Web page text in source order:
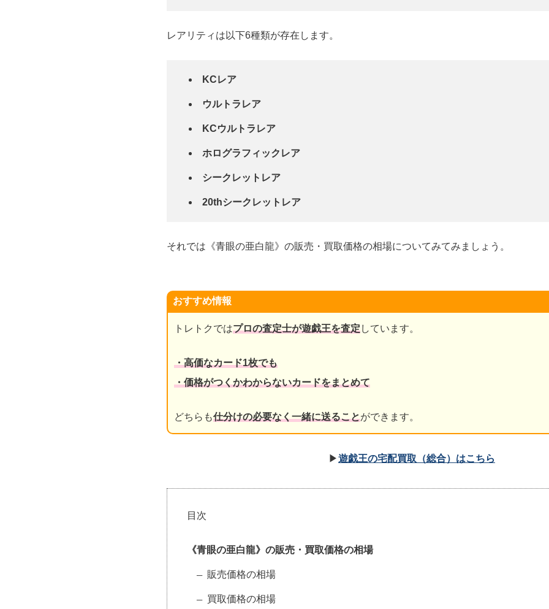
レアリティは以下6種類が存在します。
KCレア
ウルトラレア
KCウルトラレア
ホログラフィックレア
シークレットレア
20thシークレットレア
それでは《青眼の亜白龍》の販売・買取価格の相場についてみてみましょう。
おすすめ情報
トレトクではプロの査定士が遊戯王を査定しています。
・高価なカード1枚でも
・価格がつくかわからないカードをまとめて
どちらも仕分けの必要なく一緒に送ることができます。
▶遊戯王の宅配買取（総合）はこちら
目次
《青眼の亜白龍》の販売・買取価格の相場
販売価格の相場
買取価格の相場